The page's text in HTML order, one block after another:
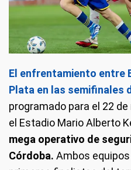
El enfrentamiento entre
Plata en las semifinales
programado para el 22
el Estadio Mario Alberto
mega operativo de
Córdoba. Ambos